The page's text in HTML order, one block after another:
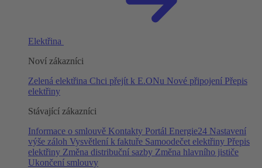
Elektřina
Noví zákazníci
Zelená elektřina Chci přejít k E.ONu Nové připojení Přepis
elektřiny
Stávající zákazníci
Informace o smlouvě Kontakty Portál Energie24 Nastavení
výše záloh Vysvětlení k faktuře Samoodečet elektřiny Přepis
elektřiny Změna distribuční sazby Změna hlavního jističe
Ukončení smlouvy